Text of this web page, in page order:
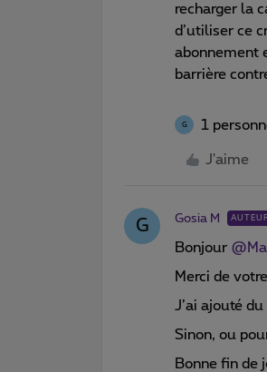
recharger la
d’utiliser ce
abonnement
barrière
G 1
J'aime
G Gosia M
Bonjour ​
Merci de
J’ai ajouté
Sinon, ou
Bonne fin de